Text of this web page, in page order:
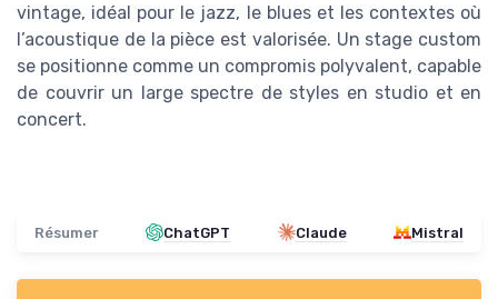
vintage, idéal pour le jazz, le blues et les contextes où
l’acoustique de la pièce est valorisée. Un stage custom
se positionne comme un compromis polyvalent, capable
de couvrir un large spectre de styles en studio et en
concert.
Résumer ChatGPT Claude Mistral